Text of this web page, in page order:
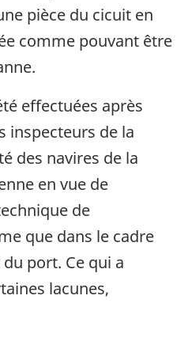
pièce du cicuit en
comme pouvant être
effectuées après
inspecteurs de la
des navires de la
en vue de
de
que dans le cadre
port. Ce qui a
lacunes,